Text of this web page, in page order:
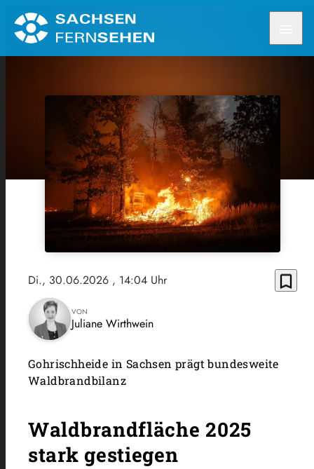
Di., 30.06.2026 , 14:04 Uhr bookmark_border
VON
Juliane Wirthwein
Gohrischheide in Sachsen prägt bundesweite
Waldbrandbilanz
Waldbrandfläche 2025
stark gestiegen